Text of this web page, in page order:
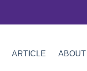
ARTICLE ABOUT